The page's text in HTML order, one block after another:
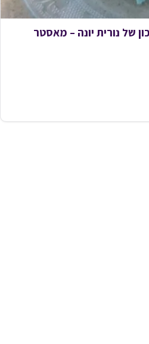
של נורית יונה – מאסטר